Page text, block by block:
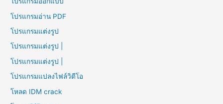
โปรแกรมอ่าน PDF
โปรแกรมแต่งรูป
โปรแกรมแต่งรูป |
โปรแกรมแต่งรูป |
โปรแกรมแปลงไฟล์วิดีโอ
โหลด IDM crack